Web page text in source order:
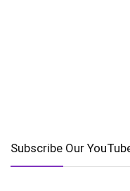
Subscribe Our